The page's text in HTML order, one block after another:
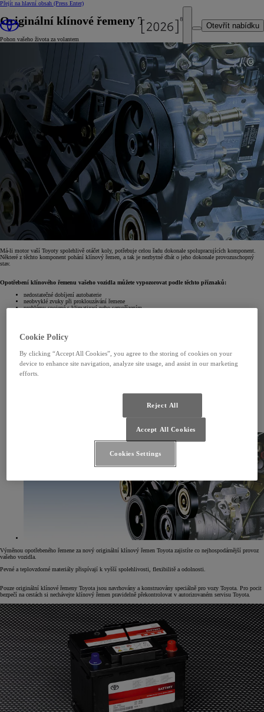
Přejít na hlavní obsah (Press Enter)
Otevřít nabídku
Originální klínové řemeny Toyota
Pohon vašeho života za volantem
Má-li motor vaší Toyoty spolehlivě otáčet koly, potřebuje celou řadu dokonale spolupracujících komponent.
Některé z těchto komponent pohání klínový řemen, a tak je nezbytné dbát o jeho dokonale provozuschopný
stav.
Opotřebení klínového řemenu vašeho vozidla můžete vypozorovat podle těchto příznaků:
nedostatečné dobíjení autobaterie
neobvyklé zvuky při proklouzávání řemene
problémy spojené s klimatizací nebo servořízením
Výměnou opotřebeného řemene za nový originální klínový řemen Toyota zajistíte co nejhospodárnější provoz
vašeho vozidla.
Pevné a teplovzdorné materiály přispívají k vyšší spolehlivosti, flexibilitě a odolnosti.
Pouze originální klínové řemeny Toyota jsou navrhovány a konstruovány speciálně pro vozy Toyota. Pro pocit
bezpečí na cestách si nechávejte klínový řemen pravidelně překontrolovat v autorizovaném servisu Toyota.
Cookie Policy
By clicking “Accept All Cookies”, you agree to the storing of cookies on your
device to enhance site navigation, analyze site usage, and assist in our marketing
efforts.
Reject All
Accept All Cookies
Cookies Settings